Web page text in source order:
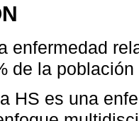
enfermedad
de la
HS es una